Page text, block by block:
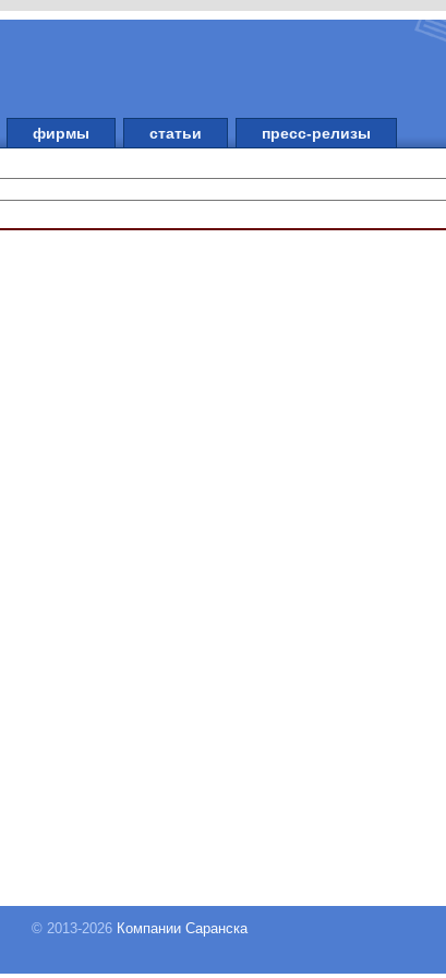
фирмы статьи пресс-релизы
© 2013-2026 Компании Саранска